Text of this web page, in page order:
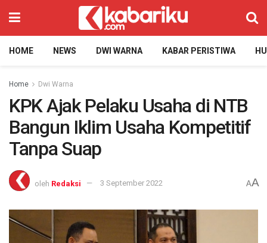
HOME NEWS DWI WARNA KABAR PERISTIWA
Home Dwi Warna
KPK Ajak Pelaku Usaha di NTB
Bangun Iklim Usaha Kompetitif
Tanpa Suap
oleh Redaksi 3 September 2022 AA